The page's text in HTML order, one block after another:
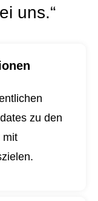
uns.“
zu den
mit